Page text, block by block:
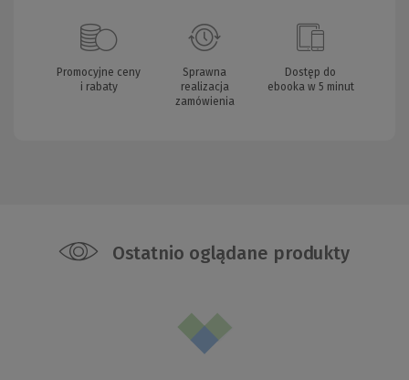
Promocyjne ceny
i rabaty
Sprawna
realizacja
zamówienia
Dostęp do
ebooka w 5 minut
Ostatnio oglądane produkty